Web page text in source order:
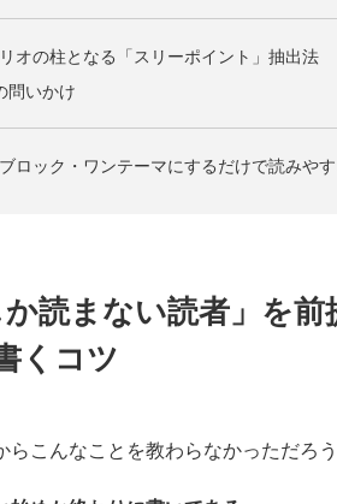
オの柱となる「スリーポイント」抽出法
問いかけ
ロック・ワンテーマにするだけで読みや
か読まない読者」を
くコツ
こんなことを教わらなかっただろう